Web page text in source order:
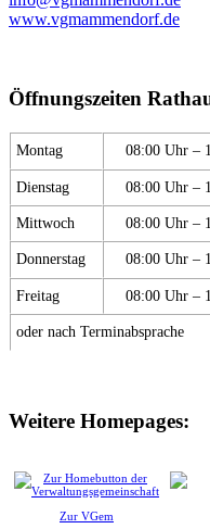
www.vgmammendorf.de
Öffnungszeiten
Montag 08:00 Uhr –
Dienstag 08:00 Uhr –
Mittwoch 08:00 Uhr –
Donnerstag 08:00 Uhr –
Freitag 08:00 Uhr –
oder nach Terminabsprache
Weitere Homepages:
Zur VGem